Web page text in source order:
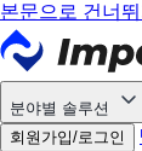
본문으로 건너뛰
분야별 솔루션
회원가입/로그인